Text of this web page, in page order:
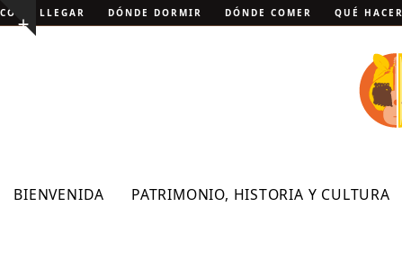
Skip
to Show
CÓMO LLEGAR DÓNDE DORMIR DÓNDE COMER QUÉ HACER
BIENVENIDA PATRIMONIO, HISTORIA Y CULTURA